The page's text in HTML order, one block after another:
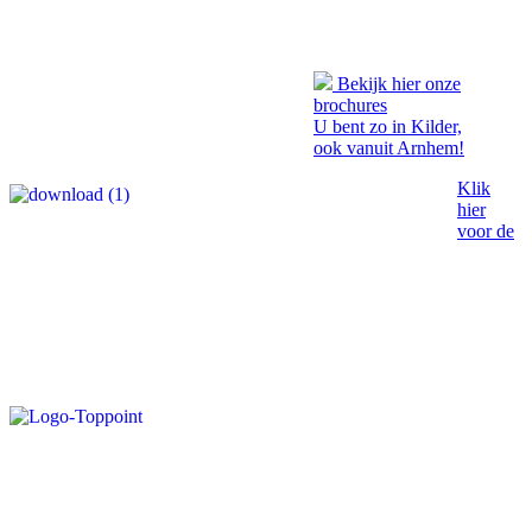
Bekijk hier onze
brochures
U bent zo in Kilder,
ook vanuit Arnhem!
Klik
hier
voor de